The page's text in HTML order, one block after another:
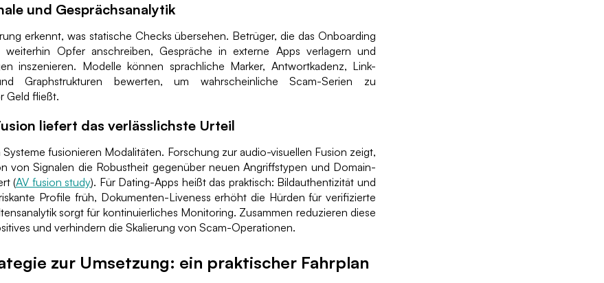
und Gesprächsanalytik
erkennt, was statische Checks übersehen. Betrüger, die das Onboarding
weiterhin Opfer anschreiben, Gespräche in externe Apps verlagern und
inszenieren. Modelle können sprachliche Marker, Antwortkadenz, Link-
Graphstrukturen bewerten, um wahrscheinliche Scam-Serien zu
Geld fließt.
liefert das verlässlichste Urteil
Systeme fusionieren Modalitäten. Forschung zur audio-visuellen Fusion zeigt,
von Signalen die Robustheit gegenüber neuen Angriffstypen und Domain-
(AV fusion study). Für Dating-Apps heißt das praktisch: Bildauthentizität und
Profile früh, Dokumenten-Liveness erhöht die Hürden für verifizierte
sorgt für kontinuierliches Monitoring. Zusammen reduzieren diese
und verhindern die Skalierung von Scam-Operationen.
zur Umsetzung: ein praktischer Fahrplan